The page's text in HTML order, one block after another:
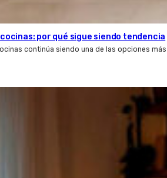
por qué sigue siendo tendencia
continúa siendo una de las opciones